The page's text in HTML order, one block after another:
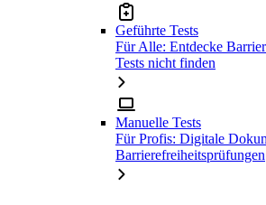
Geführte Tests
Für Alle: Entdecke
Tests nicht finden
Manuelle Tests
Für Profis: Digitale
Barrierefreiheitsprüfungen